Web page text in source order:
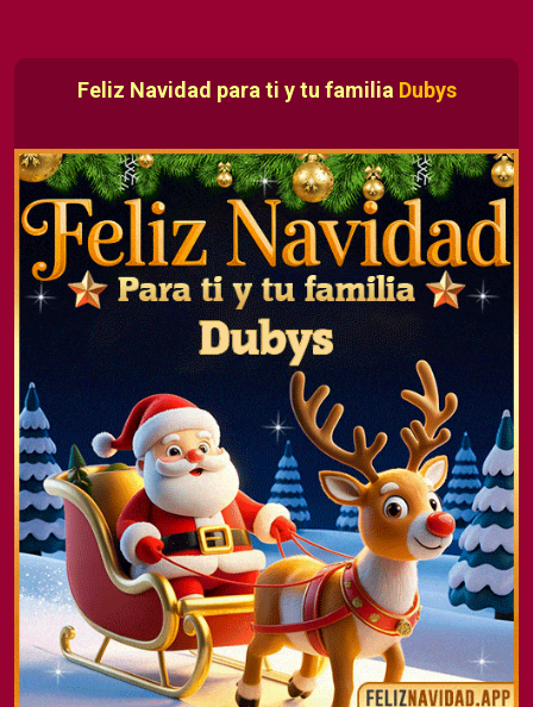
Feliz Navidad para ti y tu familia Dubys